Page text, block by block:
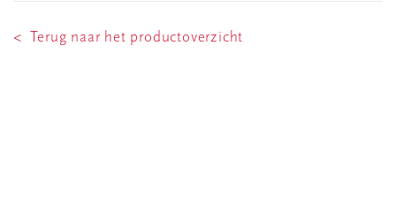
< Terug naar het productoverzicht